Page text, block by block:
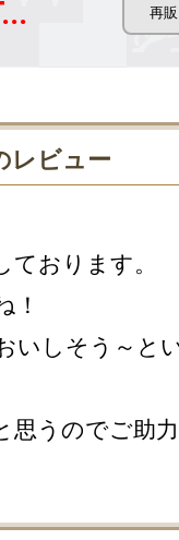
レビュー
おります。
！
いしそう～と
思うのでご助